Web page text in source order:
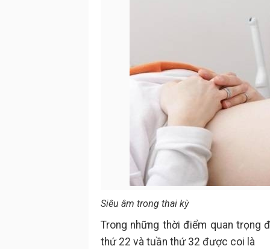
Siêu âm trong thai kỳ
Trong những thời điểm quan trọng
thứ 22 và tuần thứ 32 được coi là